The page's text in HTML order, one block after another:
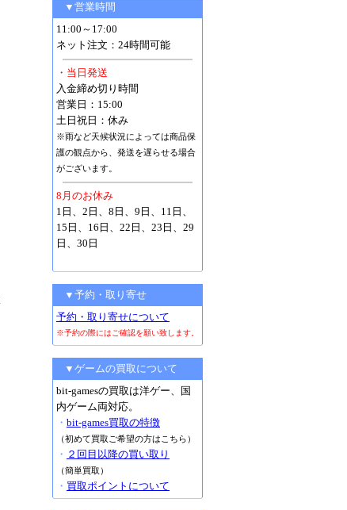
▼営業時間
11:00～17:00
ネット注文：24時間可能
・当日発送
入金締め切り時間
営業日：15:00
土日祝日：休み
※雨など天候状況によっては商品保
護の観点から、発送を遅らせる場合
がございます。
8月のお休み
1日、2日、8日、9日、11日、
15日、16日、22日、23日、29
日、30日
▼予約・取り寄せ
予約・取り寄せについて
※予約の際にはご確認を願い致します。
▼ゲームの買取について
bit-gamesの買取は洋ゲー、国
内ゲーム両対応。
・ bit-games買取の特徴
（初めて買取ご希望の方はこちら）
・ ２回目以降の買い取り
（簡単買取）
・ 買取ポイントについて